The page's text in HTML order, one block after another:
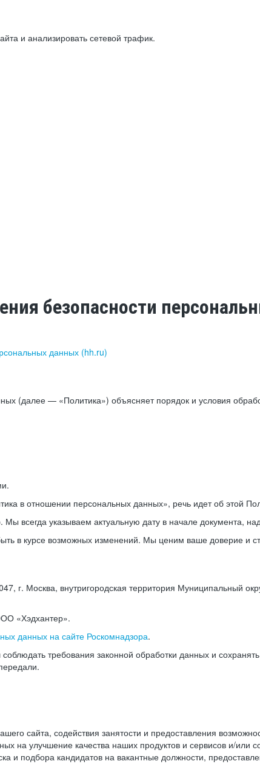
и анализировать сетевой трафик.
безопасности
данных (hh.ru)
(далее — «Политика») объясняет порядок и условия
в отношении персональных данных», речь идет об этой
всегда указываем актуальную дату в начале документа,
в курсе возможных изменений. Мы ценим ваше доверие и
Москва, внутригородская территория Муниципальный
«Хэдхантер».
данных на сайте Роскомнадзора.
требования законной обработки данных и
сайта, содействия занятости и предоставления
на улучшение качества наших продуктов и сервисов и/или
и подбора кандидатов на вакантные должности,